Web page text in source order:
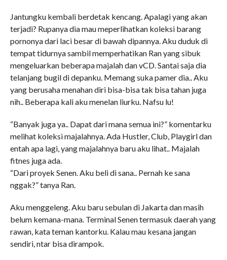
Jantungku kembali berdetak kencang. Apalagi yang akan
terjadi? Rupanya dia mau meperlihatkan koleksi barang
pornonya dari laci besar di bawah dipannya. Aku duduk di
tempat tidurnya sambil memperhatikan Ran yang sibuk
mengeluarkan beberapa majalah dan vCD. Santai saja dia
telanjang bugil di depanku. Memang suka pamer dia.. Aku
yang berusaha menahan diri bisa-bisa tak bisa tahan juga
nih.. Beberapa kali aku menelan liurku. Nafsu lu!
“Banyak juga ya.. Dapat dari mana semua ini?” komentarku
melihat koleksi majalahnya. Ada Hustler, Club, Playgirl dan
entah apa lagi, yang majalahnya baru aku lihat.. Majalah
fitnes juga ada.
“Dari proyek Senen. Aku beli di sana.. Pernah ke sana
nggak?” tanya Ran.
Aku menggeleng. Aku baru sebulan di Jakarta dan masih
belum kemana-mana. Terminal Senen termasuk daerah yang
rawan, kata teman kantorku. Kalau mau kesana jangan
sendiri, ntar bisa dirampok.